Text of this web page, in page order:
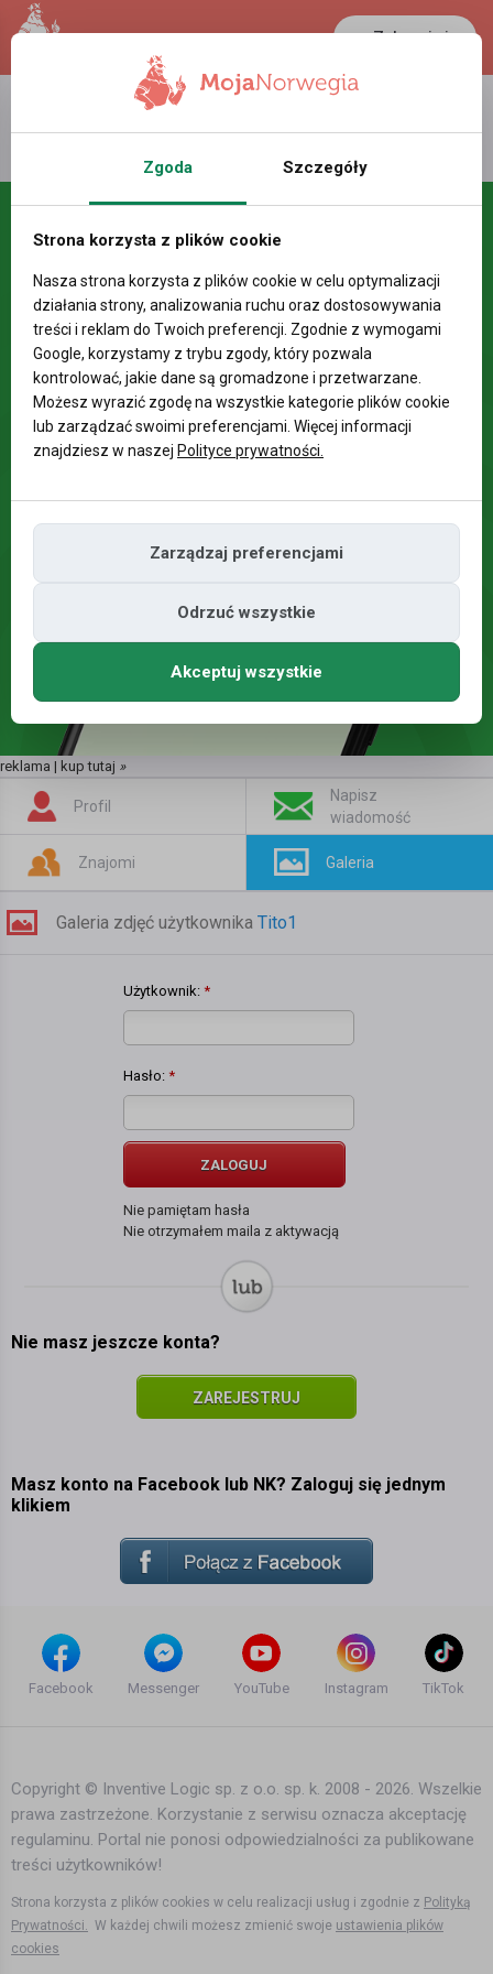
Zaloguj się
LANCASTER
33.3 °C 0.3895 PLN
reklama | kup tutaj »
Profil
Napisz
wiadomość
Znajomi Galeria
Galeria zdjęć użytkownika Tito1
Użytkownik: *
Hasło: *
ZALOGUJ
Nie pamiętam hasła
Nie otrzymałem maila z aktywacją
Nie masz jeszcze konta?
ZAREJESTRUJ
Masz konto na Facebook lub NK? Zaloguj się jednym
klikiem
Facebook Messenger YouTube Instagram TikTok
Copyright © Inventive Logic sp. z o.o. sp. k. 2008 - 2026. Wszelkie
prawa zastrzeżone. Korzystanie z serwisu oznacza akceptację
regulaminu. Portal nie ponosi odpowiedzialności za publikowane
treści użytkowników!
Strona korzysta z plików cookies w celu realizacji usług i zgodnie z Polityką
Prywatności. W każdej chwili możesz zmienić swoje ustawienia plików
cookies
Zgoda Szczegóły
Strona korzysta z plików cookie
Nasza strona korzysta z plików cookie w celu optymalizacji
działania strony, analizowania ruchu oraz dostosowywania
treści i reklam do Twoich preferencji. Zgodnie z wymogami
Google, korzystamy z trybu zgody, który pozwala
kontrolować, jakie dane są gromadzone i przetwarzane.
Możesz wyrazić zgodę na wszystkie kategorie plików cookie
lub zarządzać swoimi preferencjami. Więcej informacji
znajdziesz w naszej Polityce prywatności.
Zarządzaj preferencjami
Odrzuć wszystkie
Akceptuj wszystkie